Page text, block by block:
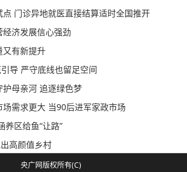
点 门诊异地就医直接结算适时全国推开
济发展信心强劲
又有新提升
导 严守底线也留足空间
母亲河 追逐绿色梦
需求更大 当90后进军家政市场
养区给鱼“让路”
高颜值乡村
央广网版权所有(C)